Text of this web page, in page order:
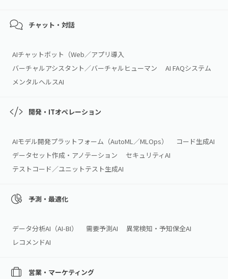
チャット・対話
AIチャットボット（Web／アプリ導入
バーチャルアシスタント／バーチャルヒューマン
AI FAQシステム
メンタルヘルスAI
開発・ITオペレーション
AIモデル開発プラットフォーム（AutoML／MLOps）
コード生成AI
データセット作成・アノテーション
セキュリティAI
テストコード／ユニットテスト生成AI
予測・最適化
データ分析AI（AI‑BI） 需要予測AI
異常検知・予知保全AI
レコメンドAI
営業・マーケティング